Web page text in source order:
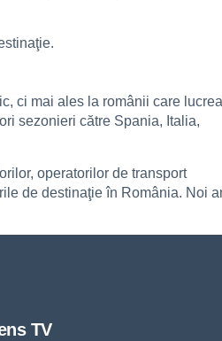
ci mai ales la românii care
sezonieri către Spania, Italia,
operatorilor de transport
de destinaţie în România. Noi
TV